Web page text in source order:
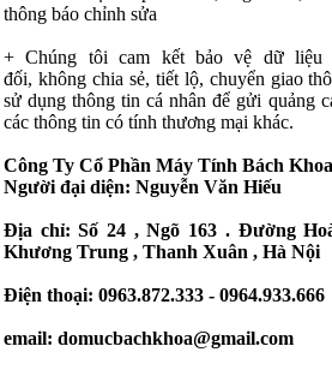
thông báo chỉnh sửa
+ Chúng tôi cam kết bảo vệ dữ liệu
đối, không chia sẻ, tiết lộ, chuyển giao
sử dụng thông tin cá nhân để gửi quảng
các thông tin có tính thương mại khác.
Công Ty Cổ Phần Máy Tính Bách Khoa
Người đại diện: Nguyễn Văn Hiếu
Địa chỉ: Số 24 , Ngõ 163 . Đường
Khương Trung , Thanh Xuân , Hà Nội
Điện thoại: 0963.872.333 - 0964.933.666
email: domucbachkhoa@gmail.com